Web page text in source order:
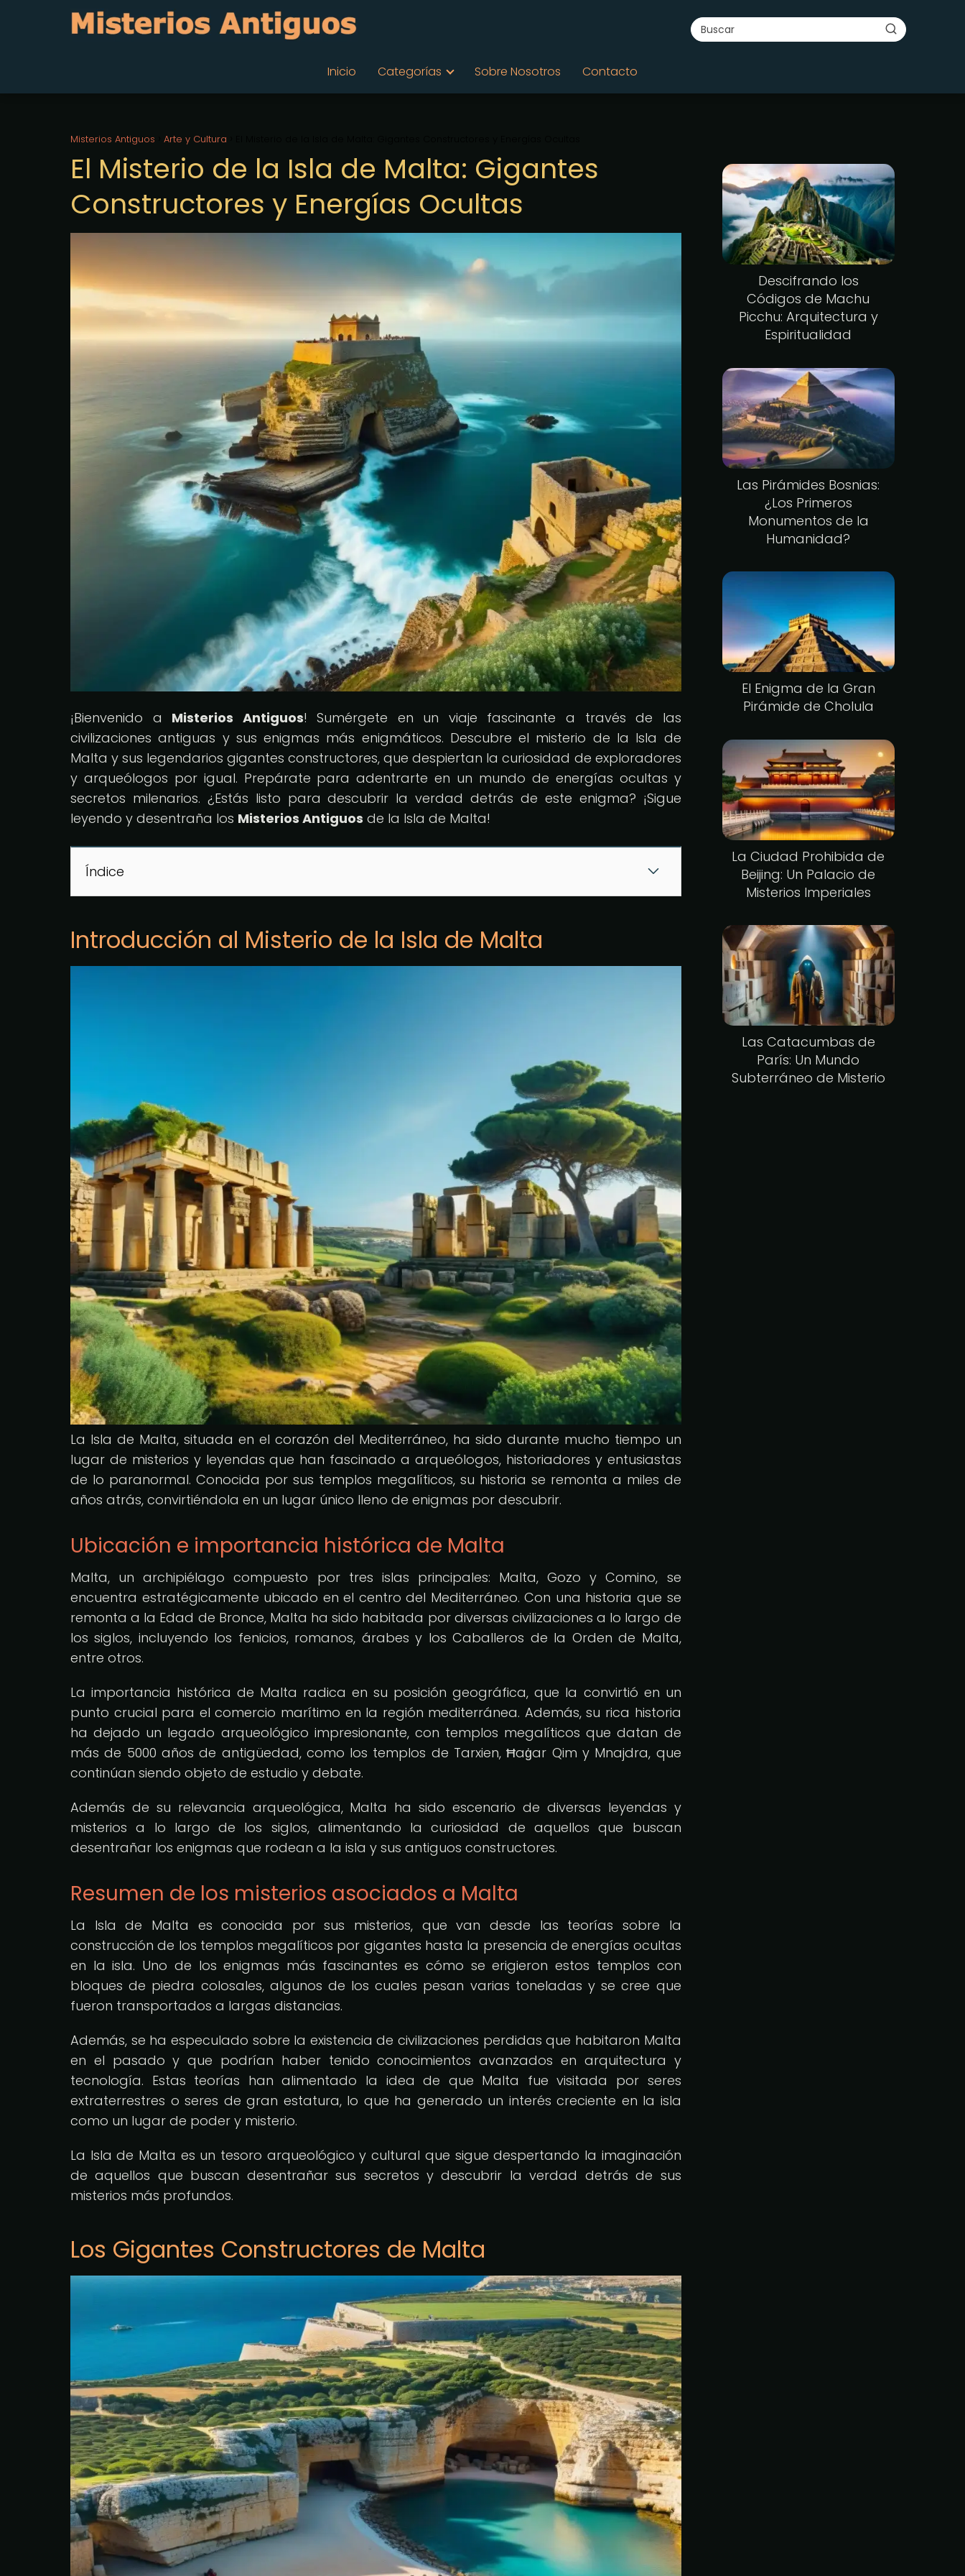
Inicio Categorías Sobre Nosotros Contacto
Misterios Antiguos Arte y Cultura
El Misterio de la Isla de Malta: Gigantes
Constructores y Energías Ocultas
¡Bienvenido a Misterios Antiguos! Sumérgete en un viaje fascinante a través de las
civilizaciones antiguas y sus enigmas más enigmáticos. Descubre el misterio de la Isla de
Malta y sus legendarios gigantes constructores, que despiertan la curiosidad de exploradores
y arqueólogos por igual. Prepárate para adentrarte en un mundo de energías ocultas y
secretos milenarios. ¿Estás listo para descubrir la verdad detrás de este enigma? ¡Sigue
leyendo y desentraña los Misterios Antiguos de la Isla de Malta!
Índice
Introducción al Misterio de la Isla de Malta
La Isla de Malta, situada en el corazón del Mediterráneo, ha sido durante mucho tiempo un
lugar de misterios y leyendas que han fascinado a arqueólogos, historiadores y entusiastas
de lo paranormal. Conocida por sus templos megalíticos, su historia se remonta a miles de
años atrás, convirtiéndola en un lugar único lleno de enigmas por descubrir.
Ubicación e importancia histórica de Malta
Malta, un archipiélago compuesto por tres islas principales: Malta, Gozo y Comino, se
encuentra estratégicamente ubicado en el centro del Mediterráneo. Con una historia que se
remonta a la Edad de Bronce, Malta ha sido habitada por diversas civilizaciones a lo largo de
los siglos, incluyendo los fenicios, romanos, árabes y los Caballeros de la Orden de Malta,
entre otros.
La importancia histórica de Malta radica en su posición geográfica, que la convirtió en un
punto crucial para el comercio marítimo en la región mediterránea. Además, su rica historia
ha dejado un legado arqueológico impresionante, con templos megalíticos que datan de
más de 5000 años de antigüedad, como los templos de Tarxien, Ħaġar Qim y Mnajdra, que
continúan siendo objeto de estudio y debate.
Además de su relevancia arqueológica, Malta ha sido escenario de diversas leyendas y
misterios a lo largo de los siglos, alimentando la curiosidad de aquellos que buscan
desentrañar los enigmas que rodean a la isla y sus antiguos constructores.
Resumen de los misterios asociados a Malta
La Isla de Malta es conocida por sus misterios, que van desde las teorías sobre la
construcción de los templos megalíticos por gigantes hasta la presencia de energías ocultas
en la isla. Uno de los enigmas más fascinantes es cómo se erigieron estos templos con
bloques de piedra colosales, algunos de los cuales pesan varias toneladas y se cree que
fueron transportados a largas distancias.
Además, se ha especulado sobre la existencia de civilizaciones perdidas que habitaron Malta
en el pasado y que podrían haber tenido conocimientos avanzados en arquitectura y
tecnología. Estas teorías han alimentado la idea de que Malta fue visitada por seres
extraterrestres o seres de gran estatura, lo que ha generado un interés creciente en la isla
como un lugar de poder y misterio.
La Isla de Malta es un tesoro arqueológico y cultural que sigue despertando la imaginación
de aquellos que buscan desentrañar sus secretos y descubrir la verdad detrás de sus
misterios más profundos.
Los Gigantes Constructores de Malta
Descifrando los
Códigos de Machu
Picchu: Arquitectura y
Espiritualidad
Las Pirámides Bosnias:
¿Los Primeros
Monumentos de la
Humanidad?
El Enigma de la Gran
Pirámide de Cholula
La Ciudad Prohibida de
Beijing: Un Palacio de
Misterios Imperiales
Las Catacumbas de
París: Un Mundo
Subterráneo de Misterio